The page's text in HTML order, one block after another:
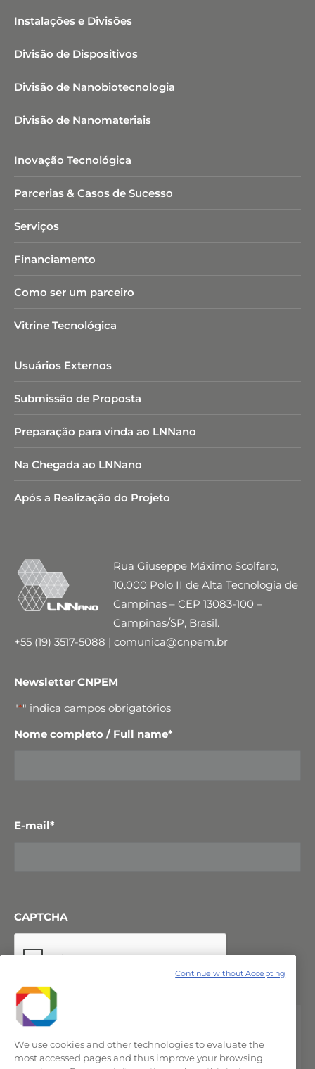
Instalações e Divisões
Divisão de Dispositivos
Divisão de Nanobiotecnologia​
Divisão de Nanomateriais
Inovação Tecnológica
Parcerias & Casos de Sucesso
Serviços
Financiamento
Como ser um parceiro
Vitrine Tecnológica
Usuários Externos
Submissão de Proposta
Preparação para vinda ao LNNano
Na Chegada ao LNNano
Após a Realização do Projeto
Rua Giuseppe Máximo Scolfaro,
10.000 Polo II de Alta Tecnologia de
Campinas – CEP 13083-100 –
Campinas/SP, Brasil.
+55 (19) 3517-5088 | comunica@cnpem.br
Newsletter CNPEM
"*" indica campos obrigatórios
Nome completo / Full name*
E-mail*
CAPTCHA
We use cookies and other technologies to evaluate the
most accessed pages and thus improve your browsing
Continue without Accepting